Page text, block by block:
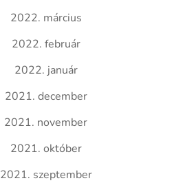
2022. március
2022. február
2022. január
2021. december
2021. november
2021. október
2021. szeptember